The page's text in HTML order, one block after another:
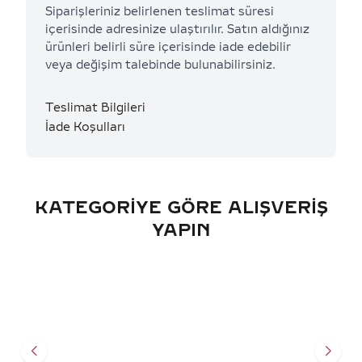
Siparişleriniz belirlenen teslimat süresi
içerisinde adresinize ulaştırılır. Satın aldığınız
ürünleri belirli süre içerisinde iade edebilir
veya değişim talebinde bulunabilirsiniz.
Teslimat Bilgileri
İade Koşulları
KATEGORIYE GÖRE ALIŞVERIŞ
YAPIN